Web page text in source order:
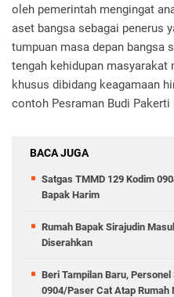
oleh pemerintah mengingat
aset bangsa sebagai penerus
tumpuan masa depan bangsa
tengah kehidupan
khusus dibidang keagamaan
contoh Pesraman Budi Pakerti
BACA JUGA
Satgas TMMD 129 Kodim
Bapak Harim
Rumah Bapak Sirajudin
Diserahkan
Beri Tampilan Baru,
0904/Paser Cat Atap Rumah